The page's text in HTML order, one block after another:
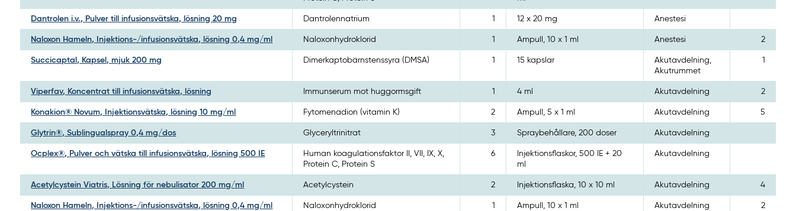
Dantrolen i.v., Pulver till infusionsvätska, lösning 20 mg Dantrolennatrium 1 12 x 20 mg Anestesi
Naloxon Hameln, Injektions-/infusionsvätska, lösning 0,4 mg/ml Naloxonhydroklorid 1 Ampull, 10 x 1 ml Anestesi 2
Succicaptal, Kapsel, mjuk 200 mg Dimerkaptobärnstenssyra (DMSA) 1 15 kapslar
Akutavdelning,
Akutrummet
1
Viperfav, Koncentrat till infusionsvätska, lösning Immunserum mot huggormsgift 1 4 ml Akutavdelning 2
Konakion® Novum, Injektionsvätska, lösning 10 mg/ml Fytomenadion (vitamin K) 2 Ampull, 5 x 1 ml Akutavdelning 5
Glytrin®, Sublingualspray 0,4 mg/dos Glyceryltrinitrat 3 Spraybehållare, 200 doser Akutavdelning
Ocplex®, Pulver och vätska till infusionsvätska, lösning 500 IE
Human koagulationsfaktor II, VII, IX, X,
Protein C, Protein S
6
Injektionsflaskor, 500 IE + 20
ml
Akutavdelning
Acetylcystein Viatris, Lösning för nebulisator 200 mg/ml Acetylcystein 2 Injektionsflaska, 10 x 10 ml Akutavdelning 4
Naloxon Hameln, Injektions-/infusionsvätska, lösning 0,4 mg/ml Naloxonhydroklorid 1 Ampull, 10 x 1 ml Akutavdelning 2